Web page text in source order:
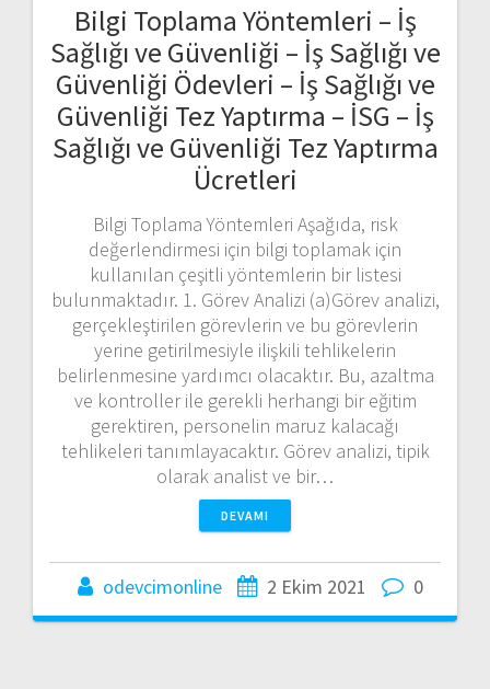
Bilgi Toplama Yöntemleri – İş
Sağlığı ve Güvenliği – İş Sağlığı ve
Güvenliği Ödevleri – İş Sağlığı ve
Güvenliği Tez Yaptırma – İSG – İş
Sağlığı ve Güvenliği Tez Yaptırma
Ücretleri
Bilgi Toplama Yöntemleri Aşağıda, risk
değerlendirmesi için bilgi toplamak için
kullanılan çeşitli yöntemlerin bir listesi
bulunmaktadır. 1. Görev Analizi (a)Görev analizi,
gerçekleştirilen görevlerin ve bu görevlerin
yerine getirilmesiyle ilişkili tehlikelerin
belirlenmesine yardımcı olacaktır. Bu, azaltma
ve kontroller ile gerekli herhangi bir eğitim
gerektiren, personelin maruz kalacağı
tehlikeleri tanımlayacaktır. Görev analizi, tipik
olarak analist ve bir…
DEVAMI
odevcimonline 2 Ekim 2021 0